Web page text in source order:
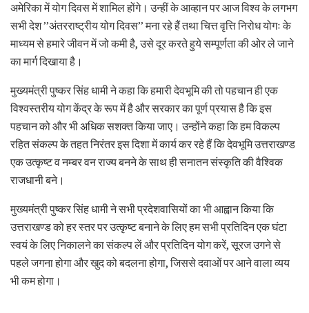
अमेरिका में योग दिवस में शामिल होंगे। उन्हीं के आव्हान पर आज विश्व के लगभग
सभी देश ’’अंतरराष्ट्रीय योग दिवस’’ मना रहे हैं तथा चित्त वृत्ति निरोध योगः के
माध्यम से हमारे जीवन में जो कमी है, उसे दूर करते हुये सम्पूर्णता की ओर ले जाने
का मार्ग दिखाया है।
मुख्यमंत्री पुष्कर सिंह धामी ने कहा कि हमारी देवभूमि की तो पहचान ही एक
विश्वस्तरीय योग केंद्र के रूप में है और सरकार का पूर्ण प्रयास है कि इस
पहचान को और भी अधिक सशक्त किया जाए। उन्होंने कहा कि हम विकल्प
रहित संकल्प के तहत निरंतर इस दिशा में कार्य कर रहे हैं कि देवभूमि उत्तराखण्ड
एक उत्कृष्ट व नम्बर वन राज्य बनने के साथ ही सनातन संस्कृति की वैश्विक
राजधानी बने।
मुख्यमंत्री पुष्कर सिंह धामी ने सभी प्रदेशवासियों का भी आह्वान किया कि
उत्तराखण्ड को हर स्तर पर उत्कृष्ट बनाने के लिए हम सभी प्रतिदिन एक घंटा
स्वयं के लिए निकालने का संकल्प लें और प्रतिदिन योग करें, सूरज उगने से
पहले जगना होगा और खुद को बदलना होगा, जिससे दवाओं पर आने वाला व्यय
भी कम होगा।